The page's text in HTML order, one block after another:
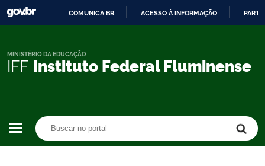
CONTEÚDO
COMUNICA BR ACESSO À INFORMAÇÃO
IFF Instituto Federal Fluminense
MINISTÉRIO DA EDUCAÇÃO